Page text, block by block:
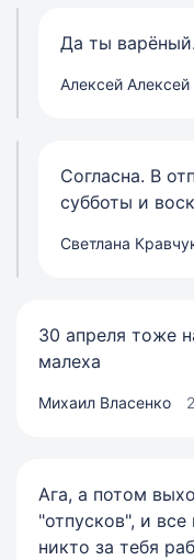
Да ты
Алексей Алексей
Согласна. В
субботы и
Светлана
30 апреля тоже
малеха
Михаил Власенко
Ага, а потом
"отпусков", и
никто за тебя